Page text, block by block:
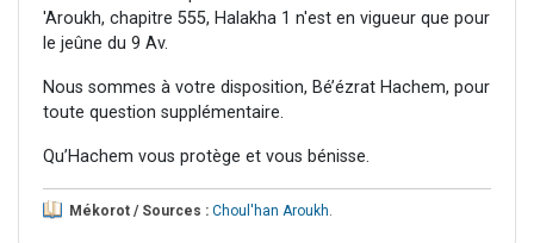
'Aroukh, chapitre 555, Halakha 1 n'est en vigueur que pour
le jeûne du 9 Av.
Nous sommes à votre disposition, Bé’ézrat Hachem, pour
toute question supplémentaire.
Qu’Hachem vous protège et vous bénisse.
Mékorot / Sources : Choul'han Aroukh.